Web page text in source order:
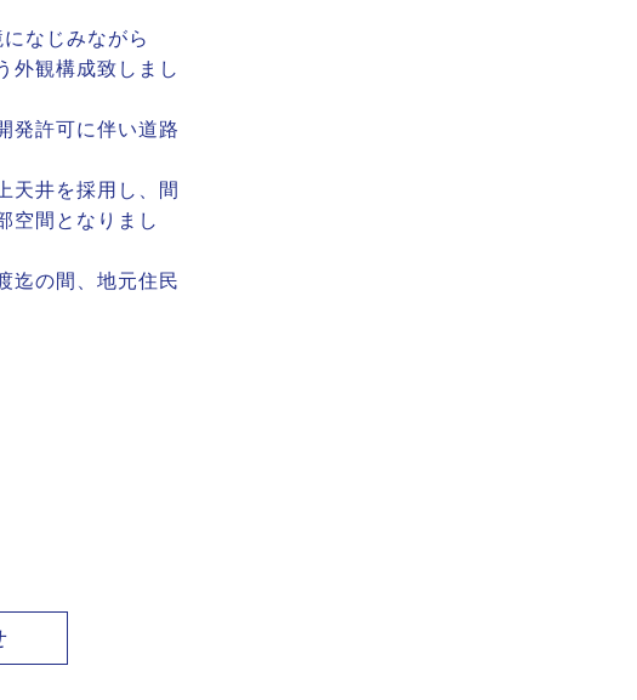
なじみながら
外観構成致しまし
発許可に伴い道路
天井を採用し、間
空間となりまし
迄の間、地元住民